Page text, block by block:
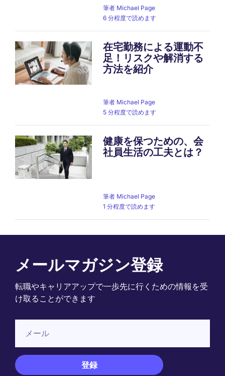
筆者 Michael Page
6 分程度で読めます
在宅勤務による運動不
足！リスクや解消する
方法を紹介
筆者 Michael Page
5 分程度で読めます
健康を保つための、会
社員生活の工夫とは？
筆者 Michael Page
1 分程度で読めます
メールマガジン登録
転職やキャリアアップで一歩先に行くための情報を受
け取ることができます